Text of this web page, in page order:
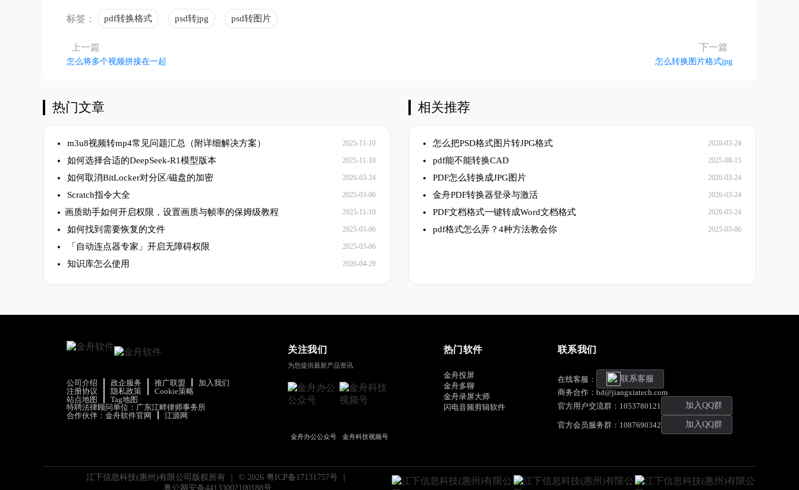
标签： pdf转换格式 psd转jpg psd转图片
上一篇
怎么将多个视频拼接在一起
下一篇
怎么转换图片格式jpg
热门文章
m3u8视频转mp4常见问题汇总（附详细解决方案） 2025-11-10
如何选择合适的DeepSeek-R1模型版本 2025-11-10
如何取消BitLocker对分区/磁盘的加密 2026-03-24
Scratch指令大全 2025-03-06
​画质助手如何开启权限，设置画质与帧率的保姆级教程 2025-11-10
如何找到需要恢复的文件 2025-03-06
「自动连点器专家」开启无障碍权限 2025-03-06
知识库怎么使用 2026-04-29
相关推荐
怎么把PSD格式图片转JPG格式 2026-03-24
pdf能不能转换CAD 2025-08-15
PDF怎么转换成JPG图片 2026-03-24
金舟PDF转换器登录与激活 2026-03-24
PDF文档格式一键转成Word文档格式 2026-03-24
pdf格式怎么弄？4种方法教会你 2025-03-06
公司介绍 政企服务 推广联盟
加入我们
注册协议
隐私政策
Cookie策略
站点地图
Tag地图
特聘法律顾问单位：广东江畔律师事务所
合作伙伴： 金舟软件官网 江源网
关注我们
为您提供最新产品资讯
金舟办公公众号 金舟科技视频号
热门软件
金舟投屏
金舟多聊
金舟录屏大师
闪电音频剪辑软件
联系我们
在线客服：
联系客服
商务合作：bd@jiangxiatech.com
官方用户交流群：1053780121
加入QQ群
官方会员服务群：1087690342 加入QQ群
江下信息科技(惠州)有限公司版权所有 ｜ © 2026 粤ICP备17131757号
粤公网安备44133002100188号